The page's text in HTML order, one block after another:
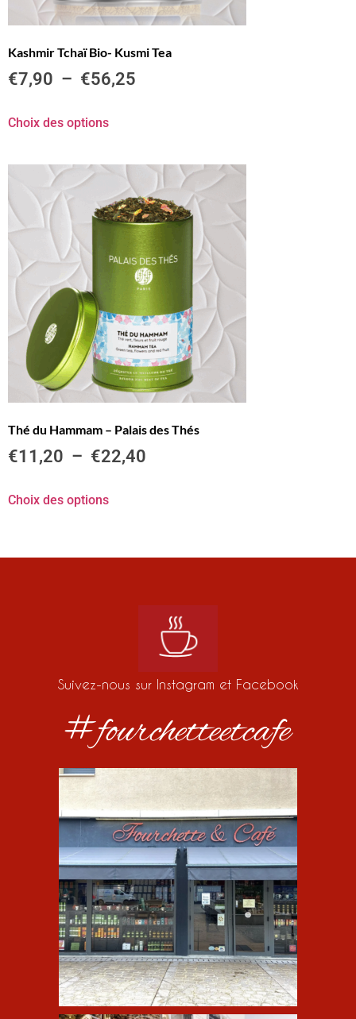
Kashmir Tchaï Bio- Kusmi Tea
€7,90 – €56,25
Choix des options
Thé du Hammam – Palais des Thés
€11,20 – €22,40
Choix des options
Suivez-nous sur Instagram et Facebook
#fourchetteetcafe